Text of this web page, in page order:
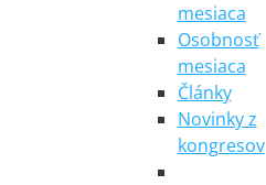
mesiaca
Osobnosť
mesiaca
Články
Novinky z
kongresov